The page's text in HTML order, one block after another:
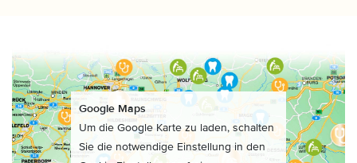
Google Maps
Um die Google Karte zu laden, schalten
Sie die notwendige Einstellung in den